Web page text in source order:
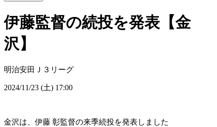
伊藤監督の続投を発表【金
沢】
明治安田Ｊ３リーグ
2024/11/23 (土) 17:00
金沢は、伊藤 彰監督の来季続投を発表しました